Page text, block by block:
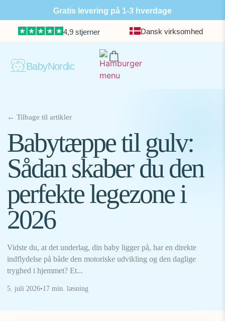
Gratis levering på 1-3 hverdage
4,9 stjerner Dansk virksomhed
BabyNordic
← Tilbage til artikler
Babytæppe til gulv:
Sådan skaber du den
perfekte legezone i
2026
Vidste du, at det underlag, din baby ligger på, har en direkte
indflydelse på både den motoriske udvikling og den daglige
tryghed i hjemmet? Et...
5. juli 2026•17 min. læsning